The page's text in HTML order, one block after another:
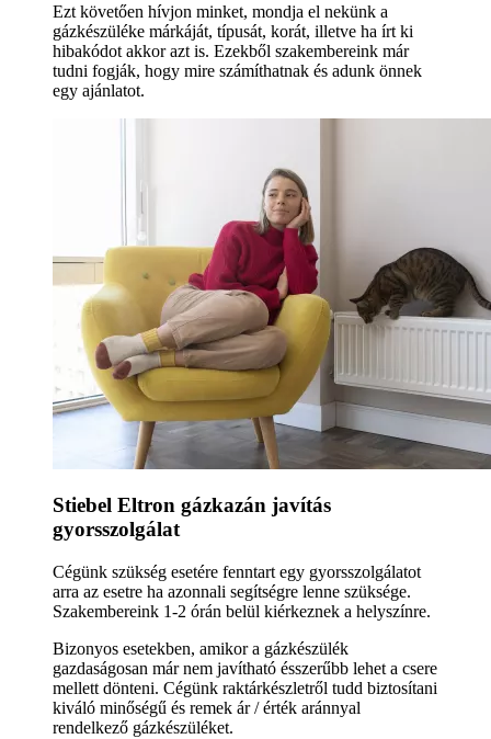
Ezt követően hívjon minket, mondja el nekünk a
gázkészüléke márkáját, típusát, korát, illetve ha írt ki
hibakódot akkor azt is. Ezekből szakembereink már
tudni fogják, hogy mire számíthatnak és adunk önnek
egy ajánlatot.
Stiebel Eltron gázkazán javítás
gyorsszolgálat
Cégünk szükség esetére fenntart egy gyorsszolgálatot
arra az esetre ha azonnali segítségre lenne szüksége.
Szakembereink 1-2 órán belül kiérkeznek a helyszínre.
Bizonyos esetekben, amikor a gázkészülék
gazdaságosan már nem javítható ésszerűbb lehet a csere
mellett dönteni. Cégünk raktárkészletről tudd biztosítani
kiváló minőségű és remek ár / érték aránnyal
rendelkező gázkészüléket.